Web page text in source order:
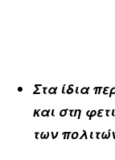
Στα ίδια
και στη
των